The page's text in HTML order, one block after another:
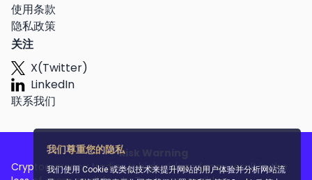
我们尊重您的隐私
我们使用 Cookie 或类似技术来提升网站的用户体验并分析网站流
使用条款
隐私政策
关注
X(Twitter)
LinkedIn
联系我们
Risk Warning
Cryptocurrency trading is high-risk and may result in the